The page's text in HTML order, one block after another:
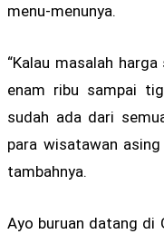
menu-menunya.
“Kalau masalah
enam ribu sampai
sudah ada dari
para wisatawan
tambahnya.
Ayo buruan datang di